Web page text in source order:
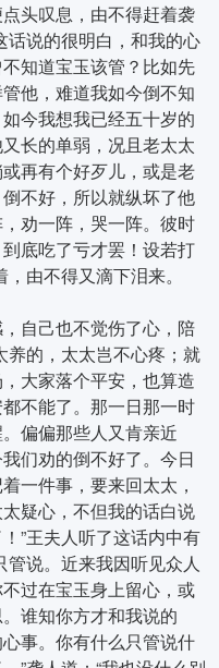
头叹息，由不得赶着袭
话说的很明白，和我的心
知道宝玉该管？比如先
他，难道我如今倒不知
今我想我已经五十岁的
长的单弱，况且老太太
再有个好歹儿，或是老
不好，所以就纵坏了他
劝一阵，哭一阵。彼时
底吃了亏才罢！设若打
由不得又滴下泪来。
自己也不觉伤了心，陪
养的，太太岂不心疼；就
大家落个平安，也算造
不能了。那一日那一时
偏偏那些人又肯亲近
们劝的倒不好了。今日
一件事，要来回太太，
疑心，不但我的话白说
”王夫人听了这话内中有
管说。近来我因听见众人
过在宝玉身上留心，或
谁知你方才和我说的
事。你有什么只管说什